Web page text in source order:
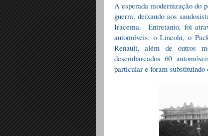
A esperada modernização do
guerra, deixando aos
Iracema.
Entretanto, foi
automóveis: o Lincoln, o
Renault, além de outros
desembarcados 60
particular e foram substituindo